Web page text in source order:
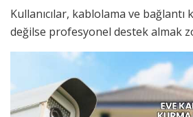
Kullanıcılar, kablolama ve
değilse profesyonel destek almak